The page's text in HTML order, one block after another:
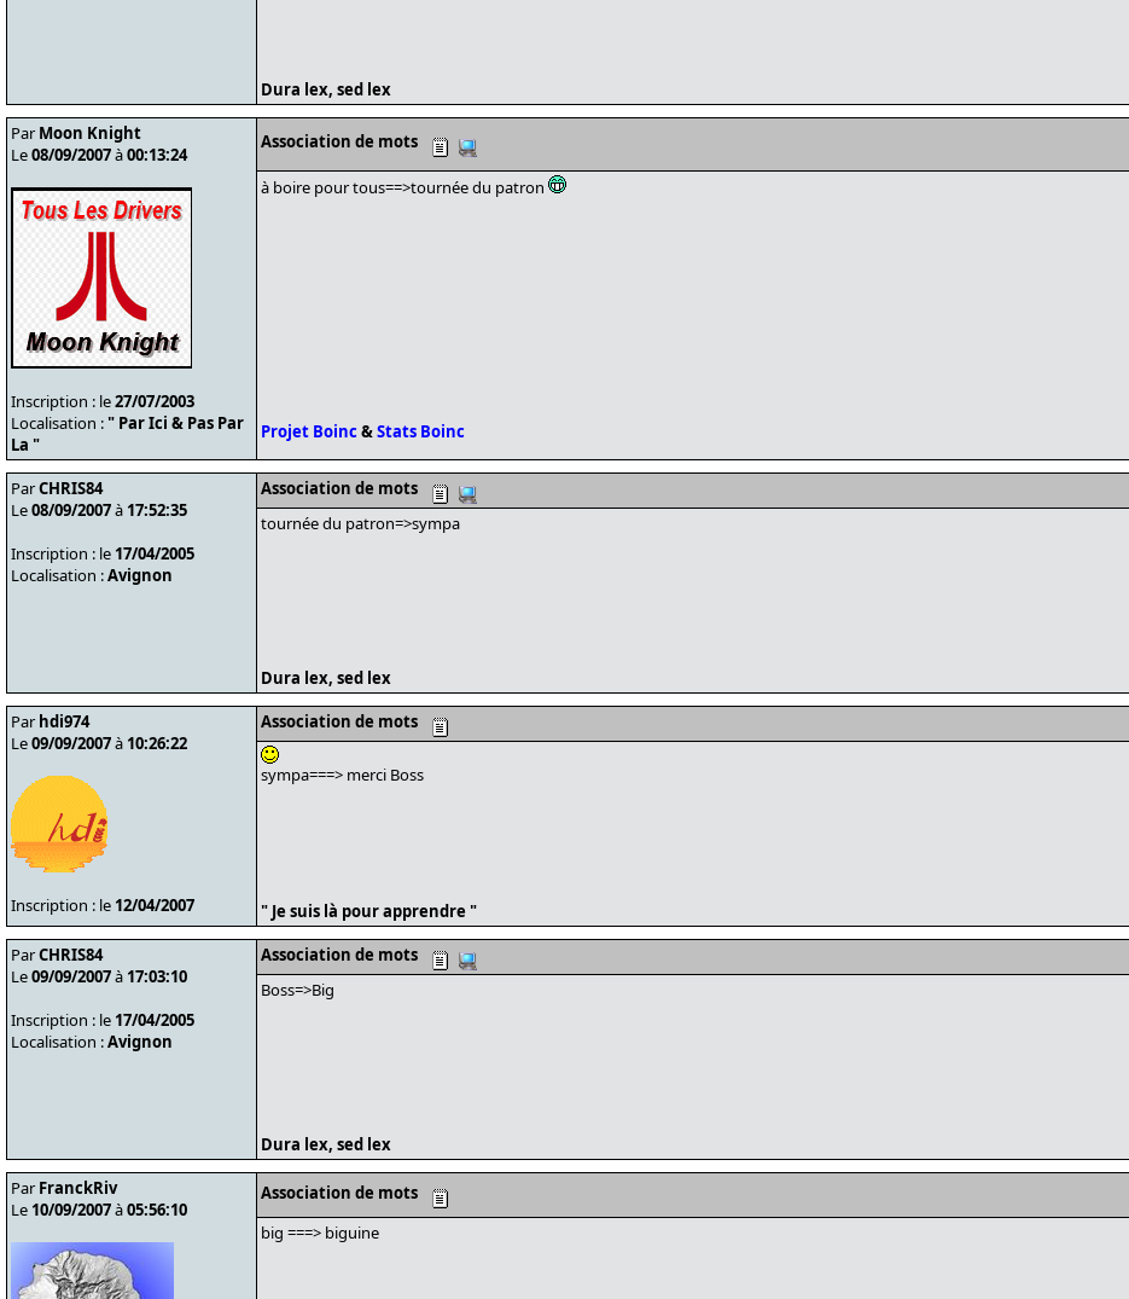
Dura lex, sed lex
Par Moon Knight
Le08/09/2007à00:13:24
Inscription : le27/07/2003
Localisation :" Par Ici & Pas Par
La "
Association de mots
à boire pour tous==>tournée du patron
Projet Boinc&Stats Boinc
ParCHRIS84
Le08/09/2007à 17:52:35
Inscription : le 17/04/2005
Localisation :Avignon
Association de mots
tournée du patron=>sympa
Dura lex, sed lex
Par hdi974
Le09/09/2007à 10:26:22
Inscription : le 12/04/2007
Association de mots
sympa===> merci Boss
" Je suis là pour apprendre "
ParCHRIS84
Le09/09/2007à 17:03:10
Inscription : le 17/04/2005
Localisation :Avignon
Association de mots
Boss=>Big
Dura lex, sed lex
Par FranckRiv
Le 10/09/2007à05:56:10
Association de mots
big ===> biguine